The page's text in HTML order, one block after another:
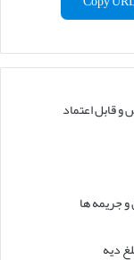
قابل اعتماد
جریمه ها